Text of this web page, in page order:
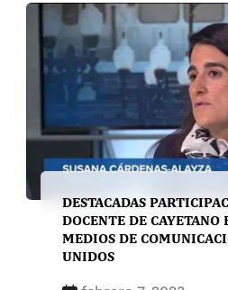
DESTACADAS
DOCENTE DE CAYETANO
MEDIOS DE
UNIDOS